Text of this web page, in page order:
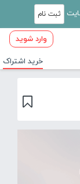
ثبت نام
وارد شوید
خرید اشتراک